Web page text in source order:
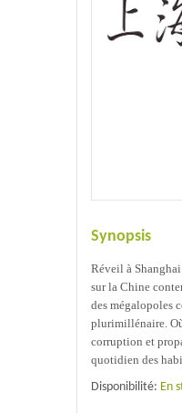
Synopsis
Réveil à
sur la Chine
des mégalopoles
plurimillénaire.
corruption et
quotidien des
Disponibilité: En